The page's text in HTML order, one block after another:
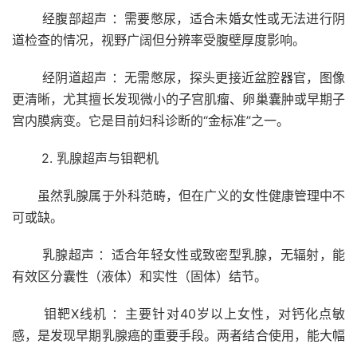
经腹部超声 ：需要憋尿，适合未婚女性或无法进行阴
道检查的情况，视野广阔但分辨率受腹壁厚度影响。
经阴道超声 ：无需憋尿，探头更接近盆腔器官，图像
更清晰，尤其擅长发现微小的子宫肌瘤、卵巢囊肿或早期子
宫内膜病变。它是目前妇科诊断的“金标准”之一。
2. 乳腺超声与钼靶机
虽然乳腺属于外科范畴，但在广义的女性健康管理中不
可或缺。
乳腺超声 ：适合年轻女性或致密型乳腺，无辐射，能
有效区分囊性（液体）和实性（固体）结节。
钼靶X线机 ：主要针对40岁以上女性，对钙化点敏
感，是发现早期乳腺癌的重要手段。两者结合使用，能大幅